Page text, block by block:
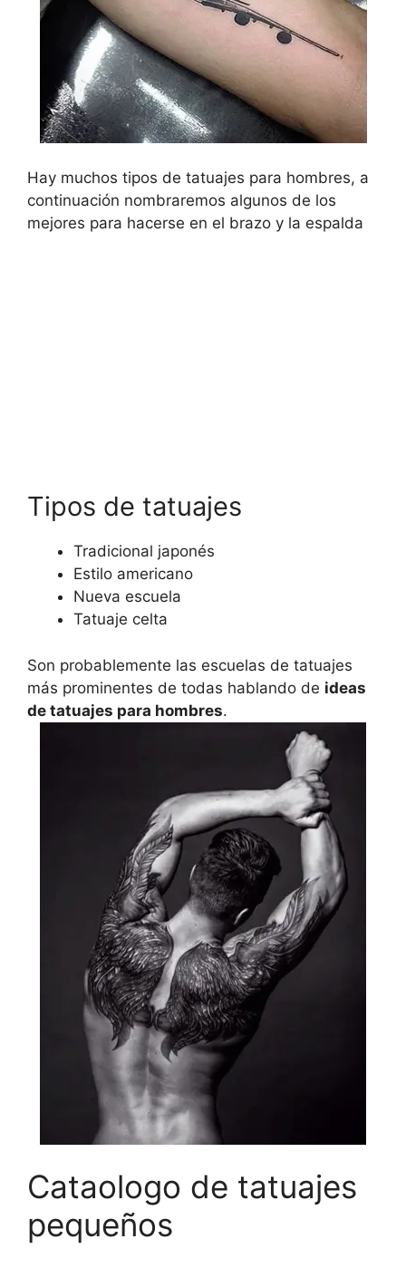
Hay muchos tipos de tatuajes para hombres, a
continuación nombraremos algunos de los
mejores para hacerse en el brazo y la espalda
Tipos de tatuajes
Tradicional japonés
Estilo americano
Nueva escuela
Tatuaje celta
Son probablemente las escuelas de tatuajes
más prominentes de todas hablando de ideas
de tatuajes para hombres.
Cataologo de tatuajes
pequeños